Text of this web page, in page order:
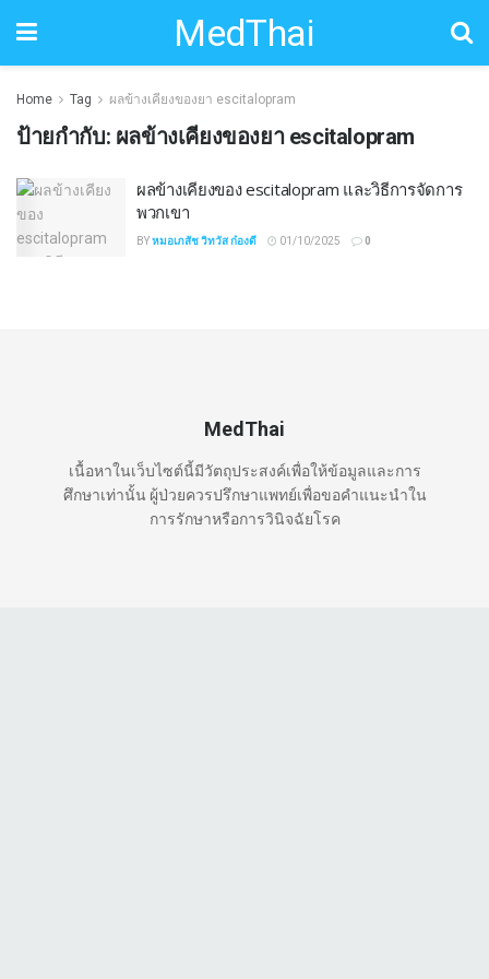
MedThai
Home Tag ผลข้างเคียงของยา escitalopram
ป้ายกำกับ: ผลข้างเคียงของยา escitalopram
ผลข้างเคียงของ escitalopram และวิธีการจัดการ
พวกเขา
BYหมอเภสัช วิทวัส ก๋องดี 01/10/2025 0
MedThai
เนื้อหาในเว็บไซต์นี้มีวัตถุประสงค์เพื่อให้ข้อมูลและการ
ศึกษาเท่านั้น ผู้ป่วยควรปรึกษาแพทย์เพื่อขอคำแนะนำใน
การรักษาหรือการวินิจฉัยโรค